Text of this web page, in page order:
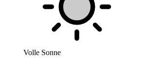
Volle Sonne